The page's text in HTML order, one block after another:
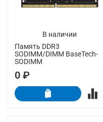
В наличии
Память DDR3
SODIMM/DIMM BaseTech-
SODIMM
0 ₽